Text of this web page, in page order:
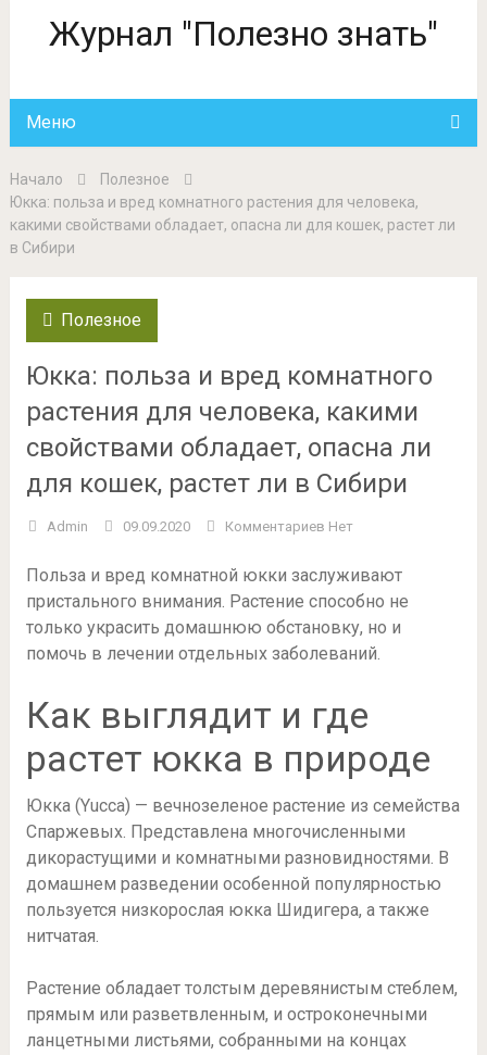
Журнал "Полезно знать"
Меню
Начало
Полезное
Юкка: польза и вред комнатного растения для человека,
какими свойствами обладает, опасна ли для кошек, растет ли
в Сибири
Полезное
Юкка: польза и вред комнатного
растения для человека, какими
свойствами обладает, опасна ли
для кошек, растет ли в Сибири
Admin 09.09.2020 Комментариев Нет
Польза и вред комнатной юкки заслуживают
пристального внимания. Растение способно не
только украсить домашнюю обстановку, но и
помочь в лечении отдельных заболеваний.
Как выглядит и где
растет юкка в природе
Юкка (Yucca) — вечнозеленое растение из семейства
Спаржевых. Представлена многочисленными
дикорастущими и комнатными разновидностями. В
домашнем разведении особенной популярностью
пользуется низкорослая юкка Шидигера, а также
нитчатая.
Растение обладает толстым деревянистым стеблем,
прямым или разветвленным, и остроконечными
ланцетными листьями, собранными на концах